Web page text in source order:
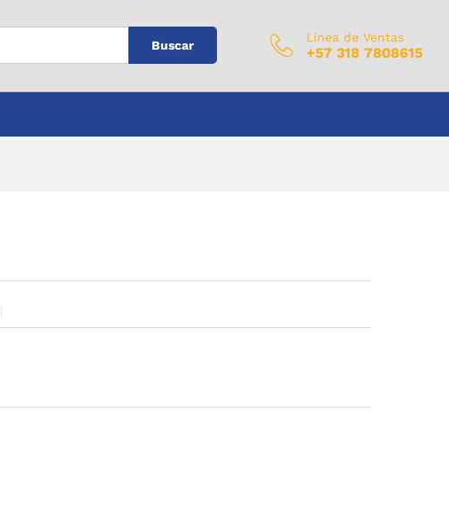
Buscar
Linea de Ventas
+57 318 7808615